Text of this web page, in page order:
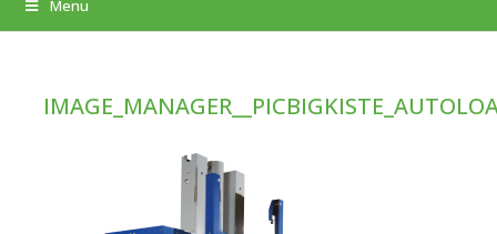
Menu